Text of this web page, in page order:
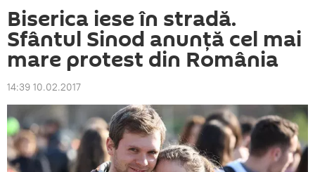
Biserica iese în stradă.
Sfântul Sinod anunță cel mai
mare protest din România
14:39 10.02.2017